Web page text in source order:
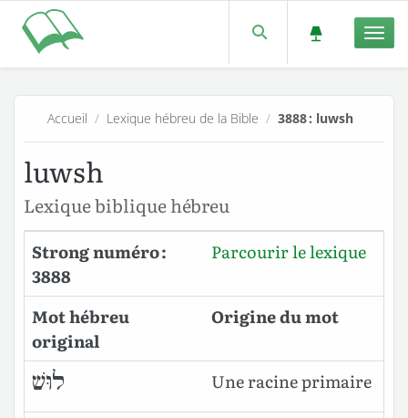
Accueil / Lexique hébreu de la Bible /3888 : luwsh
luwsh
Lexique biblique hébreu
Strong numéro :
3888
Parcourir le lexique
Mot hébreu
original
Origine du mot
לוּשׁ Une racine primaire